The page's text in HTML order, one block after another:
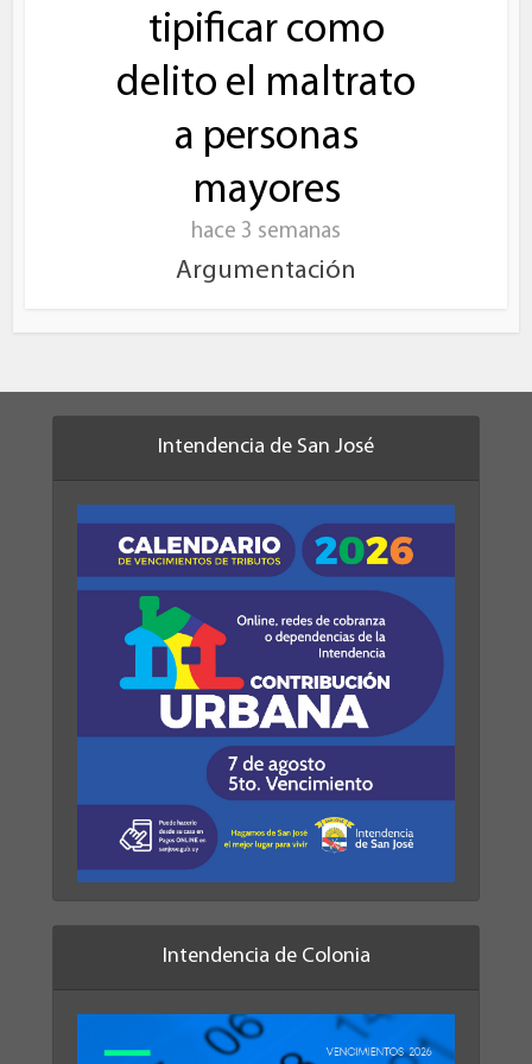
tipificar como
delito el maltrato
a personas
mayores
hace 3 semanas
Argumentación
Intendencia de San José
Intendencia de Colonia